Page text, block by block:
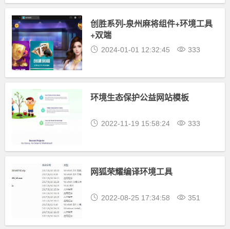
创胜系列-泉州麻将组件+环境工具
+双端
2024-01-01 12:32:45 333
环境生态保护公益网站模板
2022-11-19 15:58:24 333
网狐荣耀编译环境工具
2022-08-25 17:34:58 351